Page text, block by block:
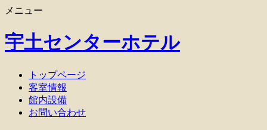
メニュー
宇土センターホテル
トップページ
客室情報
館内設備
お問い合わせ